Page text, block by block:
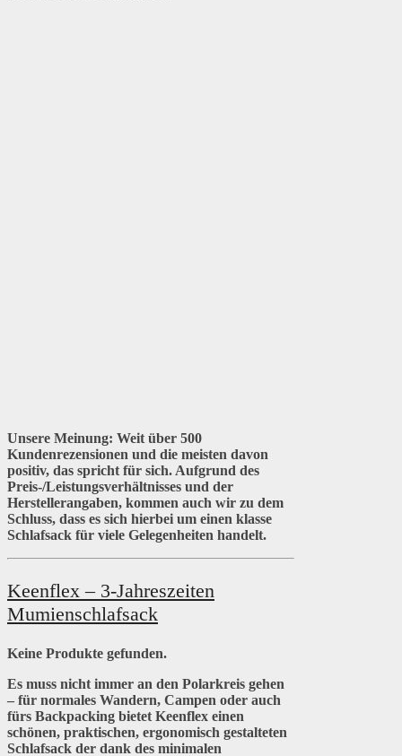
Unsere Meinung: Weit über 500
Kundenrezensionen und die meisten davon
positiv, das spricht für sich. Aufgrund des
Preis-/Leistungsverhältnisses und der
Herstellerangaben, kommen auch wir zu dem
Schluss, dass es sich hierbei um einen klasse
Schlafsack für viele Gelegenheiten handelt.
Keenflex – 3-Jahreszeiten
Mumienschlafsack
Keine Produkte gefunden.
Es muss nicht immer an den Polarkreis gehen
– für normales Wandern, Campen oder auch
fürs Backpacking bietet Keenflex einen
schönen, praktischen, ergonomisch gestalteten
Schlafsack der dank des minimalen